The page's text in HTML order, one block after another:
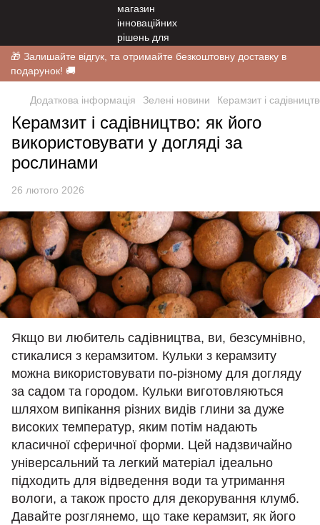
🎁 Залишайте відгук, та отримайте безкоштовну доставку в
подарунок! 🚚
Додаткова інформація Зелені новини Керамзит і
Керамзит і садівництво: як його
використовувати у догляді за
рослинами
26 лютого 2026
Якщо ви любитель садівництва, ви, безсумнівно,
стикалися з керамзитом. Кульки з керамзиту
можна використовувати по-різному для догляду
за садом та городом. Кульки виготовляються
шляхом випікання різних видів глини за дуже
високих температур, яким потім надають
класичної сферичної форми. Цей надзвичайно
універсальний та легкий матеріал ідеально
підходить для відведення води та утримання
вологи, а також просто для декорування клумб.
Давайте розглянемо, що таке керамзит, як його